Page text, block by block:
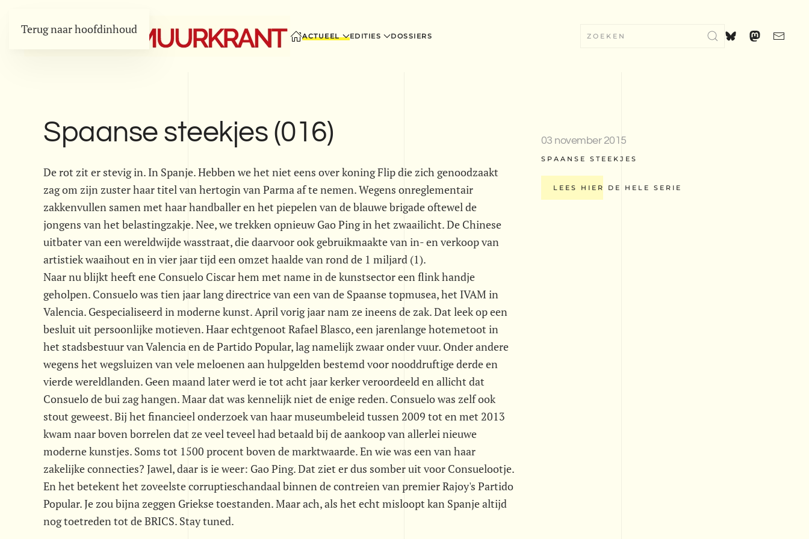
Terug naar hoofdinhoud ACTUEEL EDITIES DOSSIERS
Spaanse steekjes (016)
De rot zit er stevig in. In Spanje. Hebben we het niet eens over koning Flip die zich genoodzaakt
zag om zijn zuster haar titel van hertogin van Parma af te nemen. Wegens onreglementair
zakkenvullen samen met haar handballer en het piepelen van de blauwe brigade oftewel de
jongens van het belastingzakje. Nee, we trekken opnieuw Gao Ping in het zwaailicht. De Chinese
uitbater van een wereldwijde wasstraat, die daarvoor ook gebruikmaakte van in- en verkoop van
artistiek waaihout en in vier jaar tijd een omzet haalde van rond de 1 miljard (1).
Naar nu blijkt heeft ene Consuelo Ciscar hem met name in de kunstsector een flink handje
geholpen. Consuelo was tien jaar lang directrice van een van de Spaanse topmusea, het IVAM in
Valencia. Gespecialiseerd in moderne kunst. April vorig jaar nam ze ineens de zak. Dat leek op een
besluit uit persoonlijke motieven. Haar echtgenoot Rafael Blasco, een jarenlange hotemetoot in
het stadsbestuur van Valencia en de Partido Popular, lag namelijk zwaar onder vuur. Onder andere
wegens het wegsluizen van vele meloenen aan hulpgelden bestemd voor nooddruftige derde en
vierde wereldlanden. Geen maand later werd ie tot acht jaar kerker veroordeeld en allicht dat
Consuelo de bui zag hangen. Maar dat was kennelijk niet de enige reden. Consuelo was zelf ook
stout geweest. Bij het financieel onderzoek van haar museumbeleid tussen 2009 tot en met 2013
kwam naar boven borrelen dat ze veel teveel had betaald bij de aankoop van allerlei nieuwe
moderne kunstjes. Soms tot 1500 procent boven de marktwaarde. En wie was een van haar
zakelijke connecties? Jawel, daar is ie weer: Gao Ping. Dat ziet er dus somber uit voor Consuelootje.
En het betekent het zoveelste corruptieschandaal binnen de contreien van premier Rajoy's Partido
Popular. Je zou bijna zeggen Griekse toestanden. Maar ach, als het echt misloopt kan Spanje altijd
nog toetreden tot de BRICS. Stay tuned.
03 november 2015
SPAANSE STEEKJES
LEES HIER DE HELE SERIE